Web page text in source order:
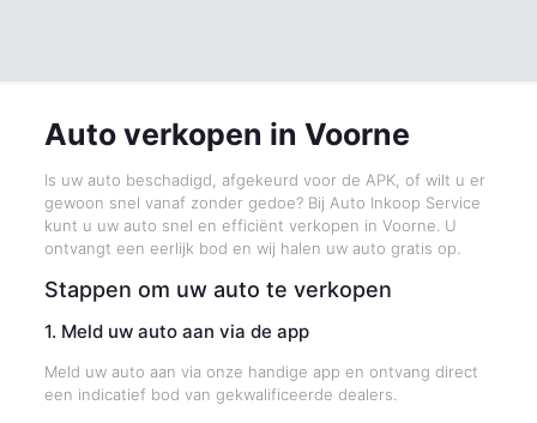
Auto verkopen in Voorne
Is uw auto beschadigd, afgekeurd voor de APK, of wilt u er
gewoon snel vanaf zonder gedoe? Bij Auto Inkoop Service
kunt u uw auto snel en efficiënt verkopen in Voorne. U
ontvangt een eerlijk bod en wij halen uw auto gratis op.
Stappen om uw auto te verkopen
1. Meld uw auto aan via de app
Meld uw auto aan via onze handige app en ontvang direct
een indicatief bod van gekwalificeerde dealers.